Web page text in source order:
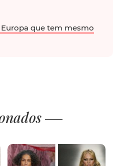
que tem mesmo